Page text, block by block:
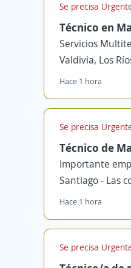
Se precisa
Técnico en
Servicios
Valdivia, Los
Hace 1 hora
Se precisa
Técnico de
Importante
Santiago - Las
Hace 1 hora
Se precisa